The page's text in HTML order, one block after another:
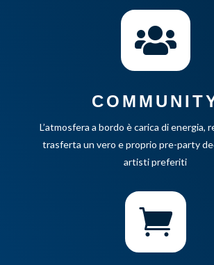

L’atmosfera a bordo è carica di energia,
trasferta un vero e proprio pre-party
artisti preferiti
